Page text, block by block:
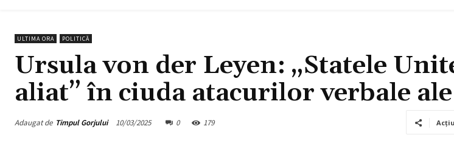
ULTIMA ORA POLITICĂ
Ursula von der Leyen: „Statele
aliat” în ciuda atacurilor verbale
Adaugat de Timpul Gorjului 10/03/2025 0 179